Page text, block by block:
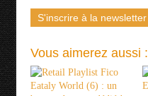
S'inscrire à la newsletter
Vous aimerez aussi :